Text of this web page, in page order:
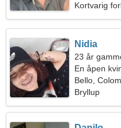
Kortvarig
Nidia
23 år
En åpen
Bello,
Bryllup